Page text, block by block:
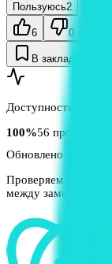
Пользуюсь2
6 0
В закладки
Доступность сайта
100%56 проверок
Обновлено
Проверяем
между замерами